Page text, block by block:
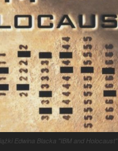
Edwina Blacka "IBM and Holocaust"